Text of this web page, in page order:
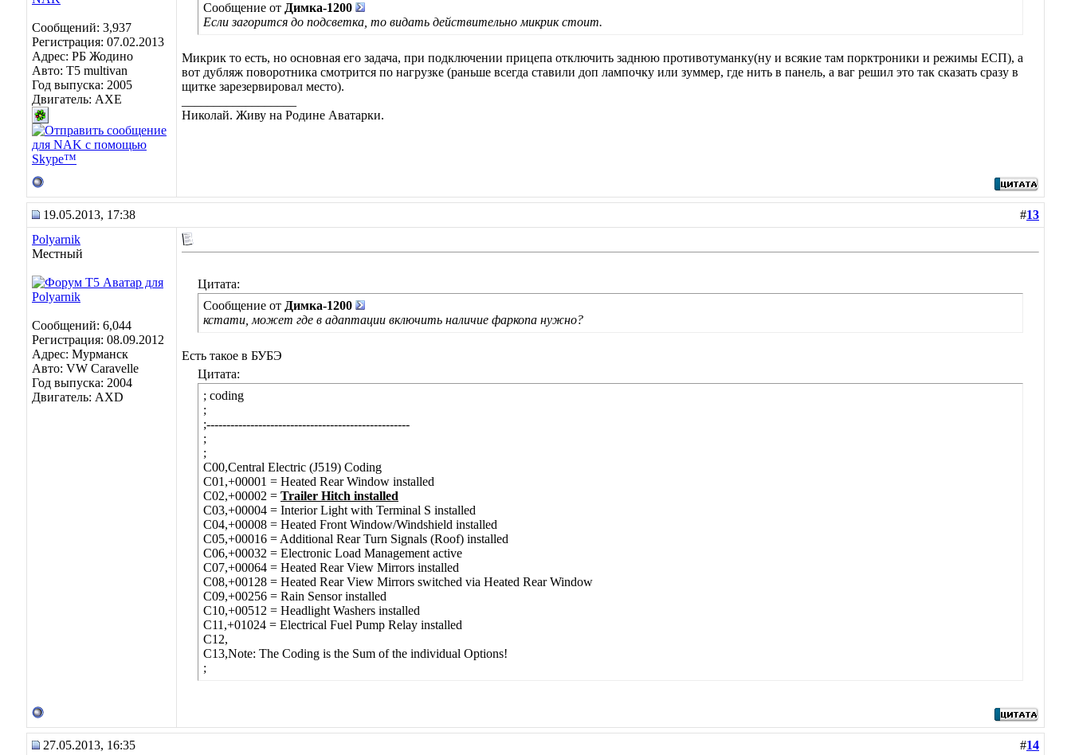
Сообщений: 3,937
Регистрация: 07.02.2013
Адрес: РБ Жодино
Авто: T5 multivan
Год выпуска: 2005
Двигатель: AXE
Сообщение от Димка-1200
Если загорится до подсветка, то видать действительно микрик стоит.
Микрик то есть, но основная его задача, при подключении прицепа отключить заднюю противотуманку(ну и всякие там порктроники и режимы ЕСП), а
вот дубляж поворотника смотрится по нагрузке (раньше всегда ставили доп лампочку или зуммер, где нить в панель, а ваг решил это так сказать сразу в
щитке зарезервировал место).
Николай. Живу на Родине Аватарки.
19.05.2013, 17:38 #13
Polyarnik
Местный
Сообщений: 6,044
Регистрация: 08.09.2012
Адрес: Мурманск
Авто: VW Caravelle
Год выпуска: 2004
Двигатель: AXD
Цитата:
Сообщение от Димка-1200
кстати, может где в адаптации включить наличие фаркопа нужно?
Есть такое в БУБЭ
Цитата:
; coding
;
;---------------------------------------------------
;
;
C00,Central Electric (J519) Coding
C01,+00001 = Heated Rear Window installed
C02,+00002 = Trailer Hitch installed
C03,+00004 = Interior Light with Terminal S installed
C04,+00008 = Heated Front Window/Windshield installed
C05,+00016 = Additional Rear Turn Signals (Roof) installed
C06,+00032 = Electronic Load Management active
C07,+00064 = Heated Rear View Mirrors installed
C08,+00128 = Heated Rear View Mirrors switched via Heated Rear Window
C09,+00256 = Rain Sensor installed
C10,+00512 = Headlight Washers installed
C11,+01024 = Electrical Fuel Pump Relay installed
C12,
C13,Note: The Coding is the Sum of the individual Options!
;
27.05.2013, 16:35 #14